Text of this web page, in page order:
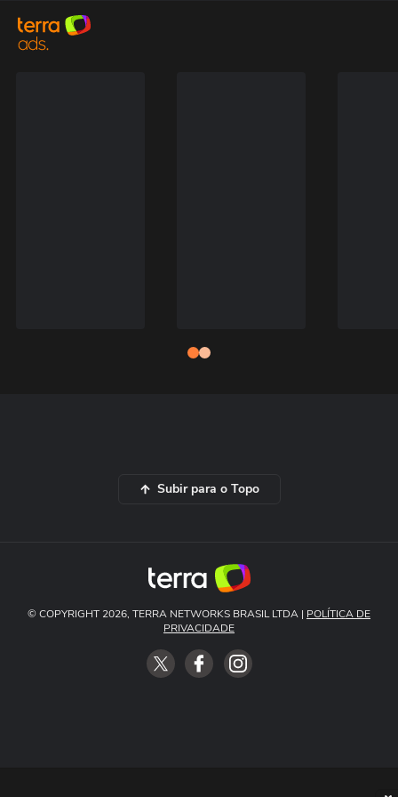
Subir para o Topo
© COPYRIGHT 2026, TERRA NETWORKS BRASIL LTDA | POLÍTICA DE
PRIVACIDADE